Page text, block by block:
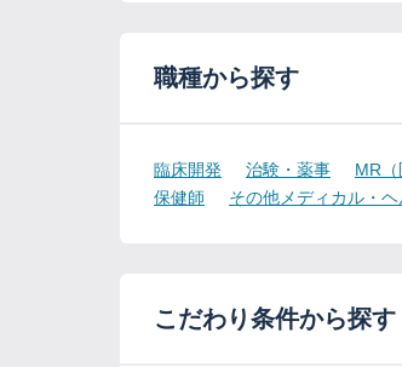
職種から探す
臨床開発 治験・薬事 MR（
保健師
その他メディカル・
こだわり条件から探す